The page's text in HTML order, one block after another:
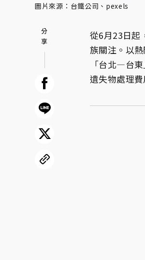
圖片來源：台鐵公司、pexels
從6月23日起
族關注。以
「台北—台
遺失物處理